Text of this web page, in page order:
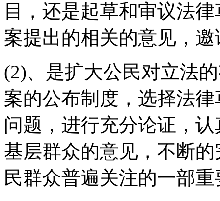
目，还是起草和审议法
案提出的相关的意见，
(2)、是扩大公民对立法
案的公布制度，选择法
问题，进行充分论证，
基层群众的意见，不断
民群众普遍关注的一部